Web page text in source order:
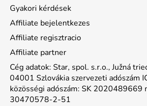
Gyakori kérdések
Affiliate bejelentkezes
Affiliate regisztracio
Affiliate partner
Cég adatok: Star, spol. s.r.o., Južná
04001 Szlovákia szervezeti adószám
közösségi adószám: SK 2020489669
30470578-2-51